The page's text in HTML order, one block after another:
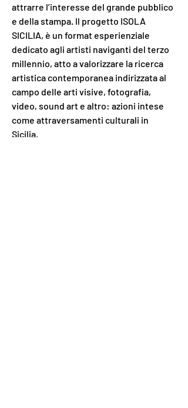
attrarre l’interesse del grande pubblico
e della stampa. Il progetto ISOLA
SICILIA, è un format esperienziale
dedicato agli artisti naviganti del terzo
millennio, atto a valorizzare la ricerca
artistica contemporanea indirizzata al
campo delle arti visive, fotografia,
video, sound art e altro: azioni intese
come attraversamenti culturali in
Sicilia.